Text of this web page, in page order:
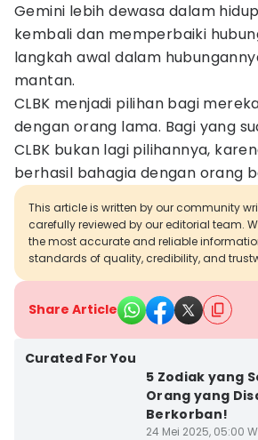
Gemini lebih dewasa dalam
kembali dan memperbaiki
langkah awal dalam
mantan.
CLBK menjadi pilihan bagi
dengan orang lama. Bagi yang
CLBK bukan lagi pilihannya,
berhasil bahagia dengan orang
This article is written by our community
carefully reviewed by our editorial team.
the most accurate and reliable
standards of quality, credibility, and
Share Article
Curated For You
5 Zodiak yang
Orang yang
Berkorban!
24 Mei 2025, 05:00